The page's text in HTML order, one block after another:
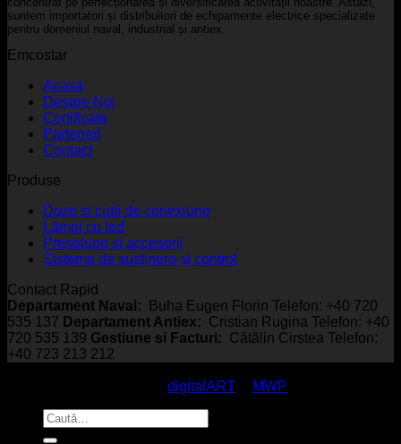
suntem importatori și distribuitori de echipamente electrice specializate
pentru domeniul naval, industrial și antiex.
Emcostar
Acasă
Despre Noi
Certificate
Parteneri
Contact
Produse
Doze și cutii de conexiune
Lămpi cu led
Presetupe și accesorii
Sisteme de susținere și control
Contact Rapid
Departament Naval:
Buha Eugen Florin Telefon: +40 720
535 137 Departament Antiex: Cristian Rugina Telefon: +40
720 535 139 Gestiune si Facturi: Cătălin Cirstea Telefon:
+40 723 213 212
digitalART
MWP
Caută
după: